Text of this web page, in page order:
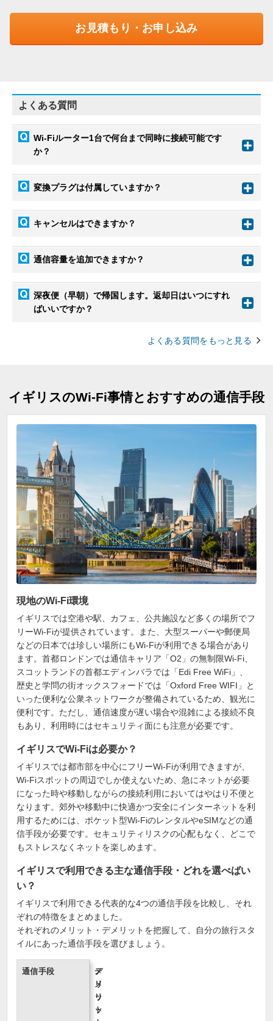
お見積もり・お申し込み
よくある質問
Wi-Fiルーター1台で何台まで同時に接続可能です
か？
変換プラグは付属していますか？
キャンセルはできますか？
通信容量を追加できますか？
深夜便（早朝）で帰国します。返却日はいつにすれ
ばいいですか？
よくある質問をもっと見る
イギリスのWi-Fi事情とおすすめの通信手段
現地のWi-Fi環境
イギリスでは空港や駅、カフェ、公共施設など多くの場所でフ
リーWi-Fiが提供されています。また、大型スーパーや郵便局
などの日本では珍しい場所にもWi-Fiが利用できる場合があり
ます。首都ロンドンでは通信キャリア「O2」の無制限Wi-Fi、
スコットランドの首都エディンバラでは「Edi Free WiFi」、
歴史と学問の街オックスフォードでは「Oxford Free WIFI」と
いった便利な公衆ネットワークが整備されているため、観光に
便利です。ただし、通信速度が遅い場合や混雑による接続不良
もあり、利用時にはセキュリティ面にも注意が必要です。
イギリスでWi-Fiは必要か？
イギリスでは都市部を中心にフリーWi-Fiが利用できますが、
Wi-Fiスポットの周辺でしか使えないため、急にネットが必要
になった時や移動しながらの接続利用においてはやはり不便と
なります。郊外や移動中に快適かつ安全にインターネットを利
用するためには、ポケット型Wi-FiのレンタルやeSIMなどの通
信手段が必要です。セキュリティリスクの心配もなく、どこで
もストレスなくネットを楽しめます。
イギリスで利用できる主な通信手段・どれを選べばい
い？
イギリスで利用できる代表的な4つの通信手段を比較し、それ
ぞれの特徴をまとめました。
それぞれのメリット・デメリットを把握して、自分の旅行スタ
イルにあった通信手段を選びましょう。
通信手段
メ
リ
ッ
ト
デ
メ
リ
ッ